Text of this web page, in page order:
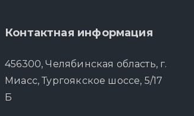
Контактная информация
456300, Челябинская область, г.
Миасс, Тургоякское шоссе, 5/17
Б